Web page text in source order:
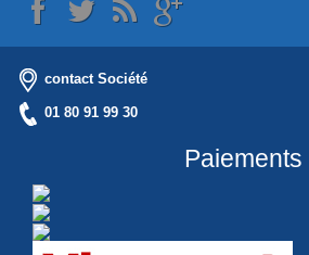
contact Société
01 80 91 99 30
Paiements